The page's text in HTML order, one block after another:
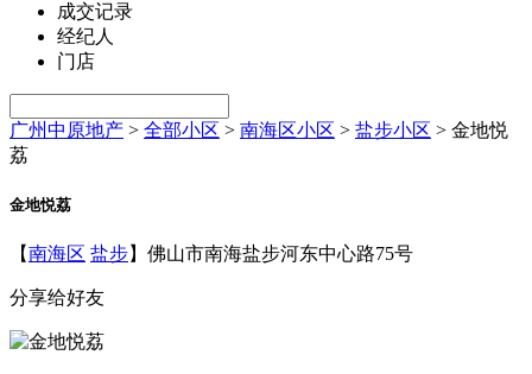
成交记录
经纪人
门店
广州中原地产 > 全部小区 > 南海区小区 > 盐步小区 > 金地悦
荔
金地悦荔
【南海区 盐步】佛山市南海盐步河东中心路75号
分享给好友